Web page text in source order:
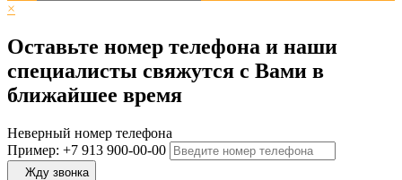
×
Оставьте номер телефона и наши
специалисты свяжутся с Вами в
ближайшее время
Неверный номер телефона
Пример: +7 913 900-00-00
Жду звонка